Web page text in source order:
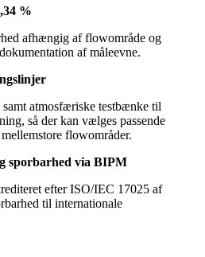
%
afhængig af flowområde og
af måleevne.
atmosfæriske testbænke til
så der kan vælges passende
flowområder.
sporbarhed via BIPM
efter ISO/IEC 17025 af
til internationale